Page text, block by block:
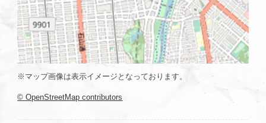
※マップ画像は表示イメージとなっております。
© OpenStreetMap contributors